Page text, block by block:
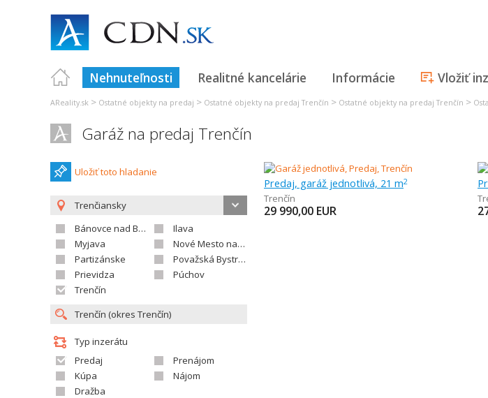
Nehnuteľnosti Realitné kancelárie Informácie Vložiť
AReality.sk > Ostatné objekty na predaj > Ostatné objekty na predaj Trenčín > Ostatné objekty na predaj Trenčín >
Garáž na predaj Trenčín
Uložiť toto hladanie
Trenčiansky
Bánovce nad Bebravou
Ilava
Myjava
Nové Mesto nad Váhom
Partizánske
Považská Bystrica
Prievidza
Púchov
Trenčín
Typ inzerátu
Predaj
Prenájom
Kúpa
Nájom
Dražba
Predaj, garáž jednotlivá, 21 m2
Trenčín
29 990,00 EUR